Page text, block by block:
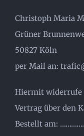
Christoph Maria
Grüner
50827 Köln
per Mail an:
Hiermit widerrufe
Vertrag über den
Bestellt am: